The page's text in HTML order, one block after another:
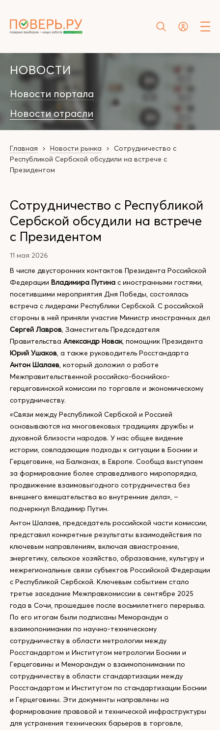
НОВОСТИ
Новости портала
Новости отрасли
Главная Новости рынка
Сотрудничество с
Республикой Сербской обсудили на встрече с
Президентом
Сотрудничество с Республикой
Сербской обсудили на встрече
с Президентом
11 мая 2026
В числе двусторонних контактов Президента Российской
Федерации Владимира Путина с иностранными гостями,
посетившими мероприятия Дня Победы, состоялась
встреча с лидерами Республики Сербской. С российской
стороны в ней приняли участие Министр иностранных дел
Сергей Лавров, Заместитель Председателя
Правительства Александр Новак, помощник Президента
Юрий Ушаков, а также руководитель Росстандарта
Антон Шалаев, который доложил о работе
Межправительственной российско-боснийско-
герцеговинской комиссии по торговле и экономическому
сотрудничеству.
«Связи между Республикой Сербской и Россией
основываются на многовековых традициях дружбы и
духовной близости народов. У нас общее видение
истории, совпадающие подходы к ситуации в Боснии и
Герцеговине, на Балканах, в Европе. Сообща выступаем
за формирование более справедливого миропорядка,
продвижение взаимовыгодного сотрудничества без
внешнего вмешательства во внутренние дела», –
подчеркнул Владимир Путин.
Антон Шалаев, председатель российской части комиссии,
представил конкретные результаты взаимодействия по
ключевым направлениям, включая авиастроение,
энергетику, сельское хозяйство, образование, культуру и
межрегиональные связи субъектов Российской Федерации
с Республикой Сербской. Ключевым событием стало
третье заседание Межправкомиссии в сентябре 2025
года в Сочи, прошедшее после восьмилетнего перерыва.
По его итогам были подписаны Меморандум о
взаимопонимании по научно-техническому
сотрудничеству в области метрологии между
Росстандартом и Институтом метрологии Боснии и
Герцеговины и Меморандум о взаимопонимании по
сотрудничеству в области стандартизации между
Росстандартом и Институтом по стандартизации Боснии
и Герцеговины. Эти документы направлены на
формирование правовой и технической инфраструктуры
для устранения технических барьеров в торговле,